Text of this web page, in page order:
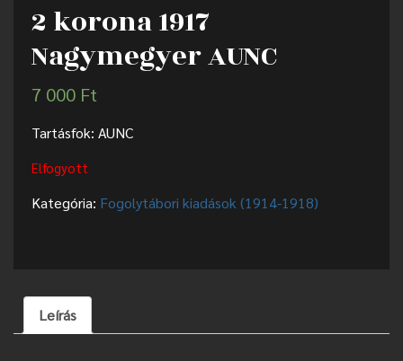
2 korona 1917
Nagymegyer AUNC
7 000 Ft
Tartásfok: AUNC
Elfogyott
Kategória: Fogolytábori kiadások (1914-1918)
Leírás